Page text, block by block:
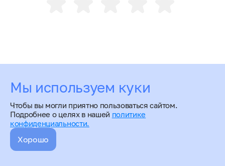
BitNinja
Мы используем куки
Чтобы вы могли приятно пользоваться сайтом.
Подробнее о целях в нашей политике
конфиденциальности.
Хорошо